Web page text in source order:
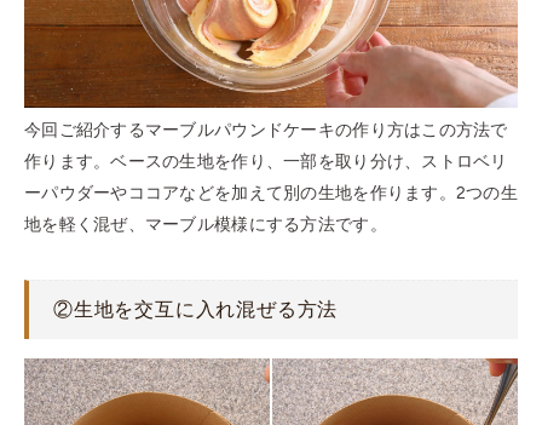
今回ご紹介するマーブルパウンドケーキの作り方はこの方法で
作ります。ベースの生地を作り、一部を取り分け、ストロベリ
ーパウダーやココアなどを加えて別の生地を作ります。2つの生
地を軽く混ぜ、マーブル模様にする方法です。
②生地を交互に入れ混ぜる方法